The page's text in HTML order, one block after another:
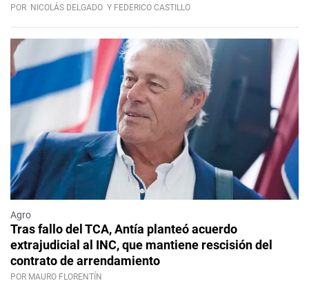
POR NICOLÁS DELGADO Y FEDERICO CASTILLO
Agro
Tras fallo del TCA, Antía planteó acuerdo
extrajudicial al INC, que mantiene rescisión del
contrato de arrendamiento
POR MAURO FLORENTÍN